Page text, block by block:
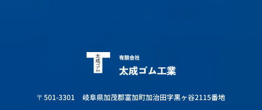
〒501-3301 岐阜県加茂郡富加町加治田字黒ヶ谷2115番地